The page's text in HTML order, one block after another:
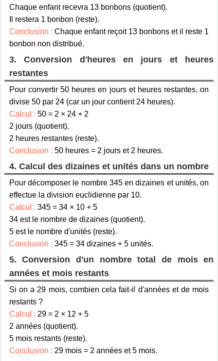
Chaque enfant recevra 13 bonbons (quotient).
Il restera 1 bonbon (reste).
Conclusion : Chaque enfant reçoit 13 bonbons et il reste 1
bonbon non distribué.
3. Conversion d'heures en jours et heures
restantes
Pour convertir 50 heures en jours et heures restantes, on
divise 50 par 24 (car un jour contient 24 heures).
Calcul : 50 = 2 × 24 + 2
2 jours (quotient).
2 heures restantes (reste).
Conclusion : 50 heures = 2 jours et 2 heures.
4. Calcul des dizaines et unités dans un nombre
Pour décomposer le nombre 345 en dizaines et unités, on
effectue la division euclidienne par 10.
Calcul : 345 = 34 × 10 + 5
34 est le nombre de dizaines (quotient).
5 est le nombre d'unités (reste).
Conclusion : 345 = 34 dizaines + 5 unités.
5. Conversion d'un nombre total de mois en
années et mois restants
Si on a 29 mois, combien cela fait-il d'années et de mois
restants ?
Calcul : 29 = 2 × 12 + 5
2 années (quotient).
5 mois restants (reste).
Conclusion : 29 mois = 2 années et 5 mois.